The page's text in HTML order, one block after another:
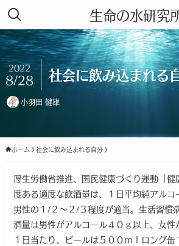
生命の水研究
社会に飲み込まれる
2022
8/28
小羽田 健雄
ホーム 社会に飲み込まれる自分
厚生労働省推進、国民健康づくり運動「
度ある適度な飲酒量は、１日平均純アルコ
男性の１/２〜２/３程度が適当。生活習慣
酒量は男性がアルコール４０ｇ以上、女性
１日当たり、ビールは５００ｍｌロング缶